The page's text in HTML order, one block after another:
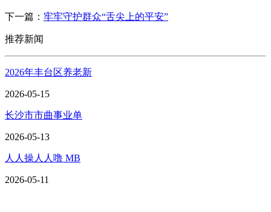
下一篇： 牢牢守护群众“舌尖上的平安”
推荐新闻
2026年丰台区养老新
2026-05-15
长沙市市曲事业单
2026-05-13
人人操人人噜 MB
2026-05-11